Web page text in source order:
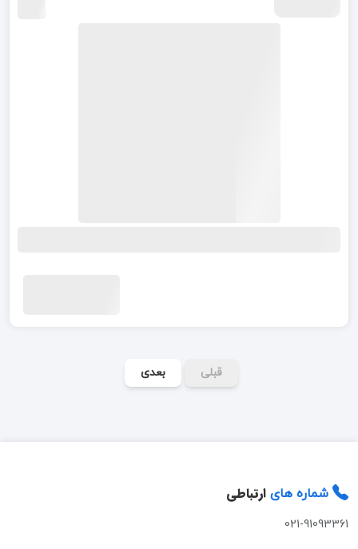
قبلی بعدی
شماره های ارتباطی
021-91093361